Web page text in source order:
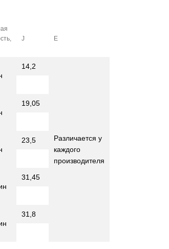
J E
14,2
Различается у
каждого
производителя
19,05
23,5
31,45
31,8